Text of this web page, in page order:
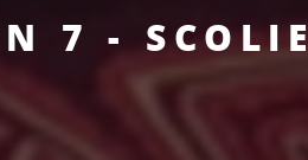
7 -